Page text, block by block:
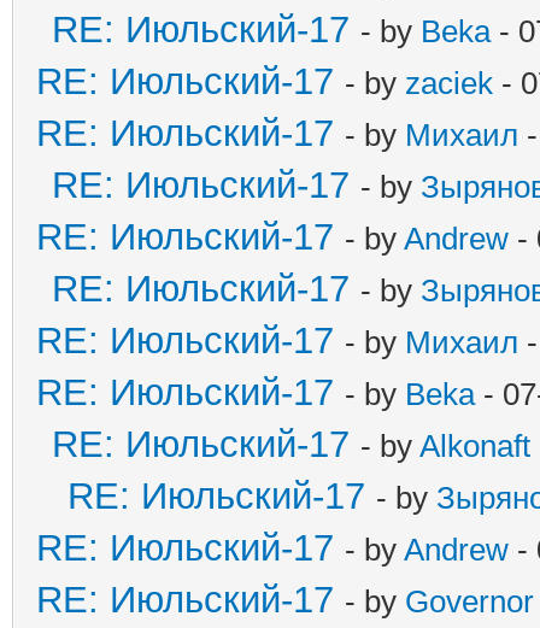
RE: Июльский-17 - by Beka-
RE: Июльский-17 - by zaciek -
RE: Июльский-17 - by Михаил
RE: Июльский-17 - by
RE: Июльский-17 - by Andrew -
RE: Июльский-17 - by
RE: Июльский-17 - by Михаил
RE: Июльский-17 - by Beka-
RE: Июльский-17 - by Alkonaft
RE: Июльский-17 - by
RE: Июльский-17 - by Andrew -
RE: Июльский-17 - by Governor